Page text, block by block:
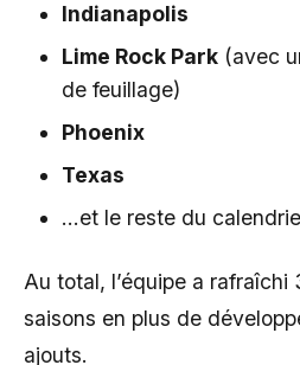
Indianapolis
Lime Rock Park (avec
de feuillage)
Phoenix
Texas
…et le reste du
Au total, l’équipe a
saisons en plus de
ajouts.